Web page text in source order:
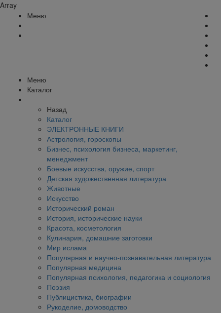
Array
Меню
Меню
Каталог
Назад
Каталог
ЭЛЕКТРОННЫЕ КНИГИ
Астрология, гороскопы
Бизнес, психология бизнеса, маркетинг,
менеджмент
Боевые искусства, оружие, спорт
Детская художественная литература
Животные
Искусство
Исторический роман
История, исторические науки
Красота, косметология
Кулинария, домашние заготовки
Мир ислама
Популярная и научно-познавательная литература
Популярная медицина
Популярная психология, педагогика и социология
Поэзия
Публицистика, биографии
Рукоделие, домоводство